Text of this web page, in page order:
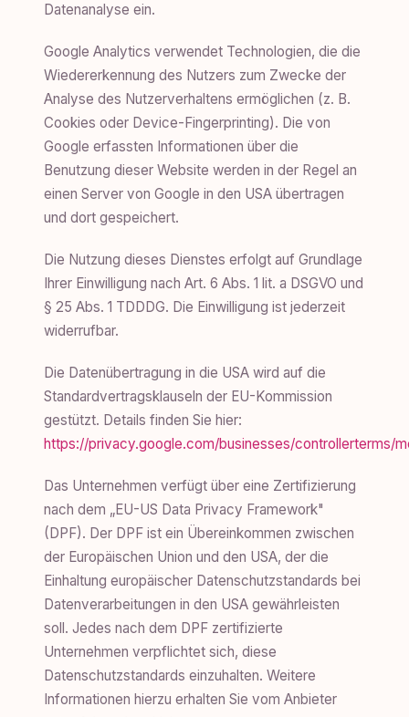
Datenanalyse ein.
Google Analytics verwendet Technologien, die die
Wiedererkennung des Nutzers zum Zwecke der
Analyse des Nutzerverhaltens ermöglichen (z. B.
Cookies oder Device-Fingerprinting). Die von
Google erfassten Informationen über die
Benutzung dieser Website werden in der Regel an
einen Server von Google in den USA übertragen
und dort gespeichert.
Die Nutzung dieses Dienstes erfolgt auf Grundlage
Ihrer Einwilligung nach Art. 6 Abs. 1 lit. a DSGVO und
§ 25 Abs. 1 TDDDG. Die Einwilligung ist jederzeit
widerrufbar.
Die Datenübertragung in die USA wird auf die
Standardvertragsklauseln der EU-Kommission
gestützt. Details finden Sie hier:
https://privacy.google.com/businesses/controllerterms/
Das Unternehmen verfügt über eine Zertifizierung
nach dem „EU-US Data Privacy Framework"
(DPF). Der DPF ist ein Übereinkommen zwischen
der Europäischen Union und den USA, der die
Einhaltung europäischer Datenschutzstandards bei
Datenverarbeitungen in den USA gewährleisten
soll. Jedes nach dem DPF zertifizierte
Unternehmen verpflichtet sich, diese
Datenschutzstandards einzuhalten. Weitere
Informationen hierzu erhalten Sie vom Anbieter